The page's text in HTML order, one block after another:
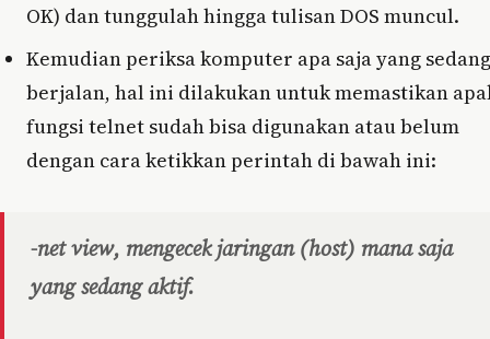
OK) dan tunggulah hingga tulisan DOS muncul.
Kemudian periksa komputer apa saja yang sedang
berjalan, hal ini dilakukan untuk memastikan
fungsi telnet sudah bisa digunakan atau belum
dengan cara ketikkan perintah di bawah ini:
-net view, mengecek jaringan (host) mana saja
yang sedang aktif.